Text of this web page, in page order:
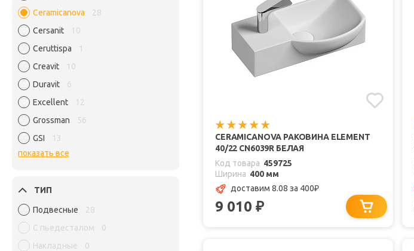
Ceramicanova
28
Cersanit
10
Ceruttispa
1
Creavit
10
Duravit
6
Excellent
12
Grossman
56
GSI
13
показать все
ТИП
Подвесные
28
С пьедесталом
0
Накладные
0
CERAMICANOVA РАКОВИНА ELEMENT
40/22 CN6039R БЕЛАЯ
Код товара 459725
Ширина 400 мм
доставим 8.08 за 400₽
9 010 ₽